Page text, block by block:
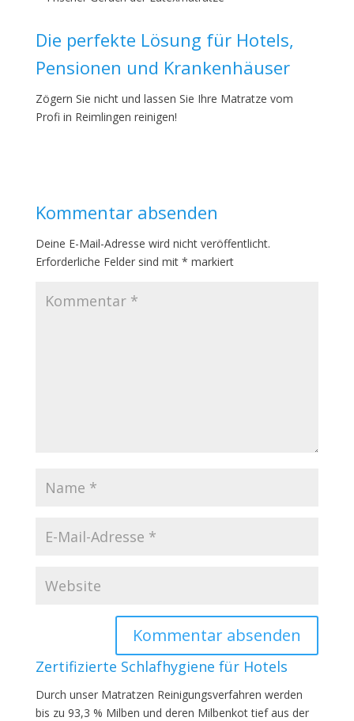
Die perfekte Lösung für Hotels,
Pensionen und Krankenhäuser
Zögern Sie nicht und lassen Sie Ihre Matratze vom
Profi in Reimlingen reinigen!
Kommentar absenden
Deine E-Mail-Adresse wird nicht veröffentlicht.
Erforderliche Felder sind mit * markiert
Zertifizierte Schlafhygiene für Hotels
Durch unser Matratzen Reinigungsverfahren werden
bis zu 93,3 % Milben und deren Milbenkot tief aus der